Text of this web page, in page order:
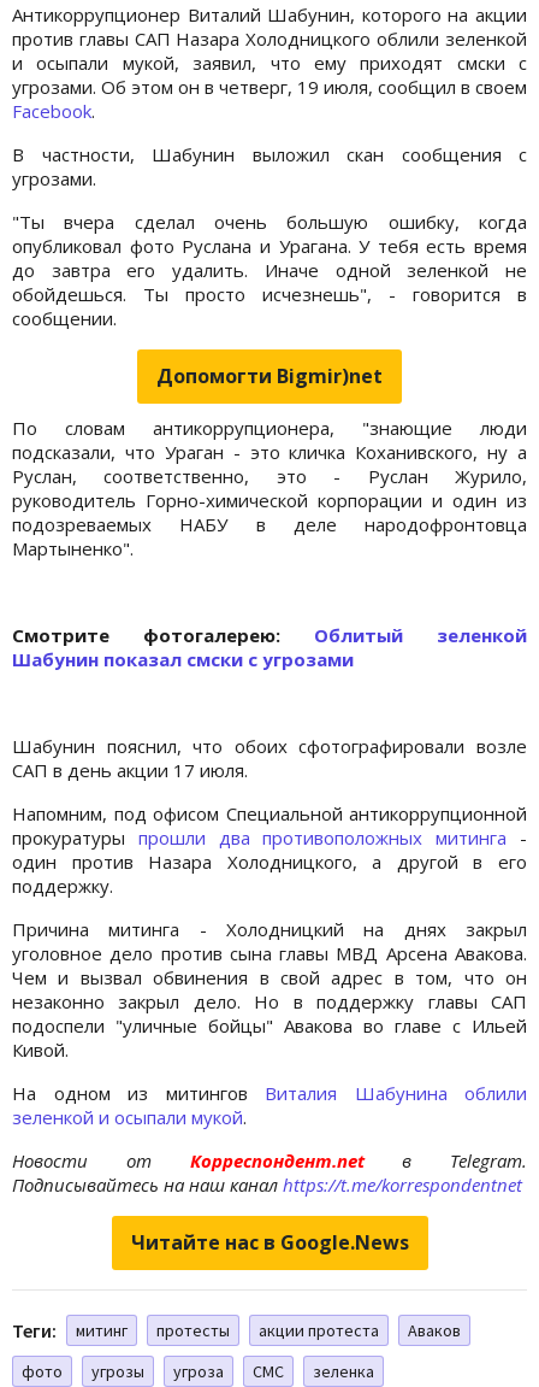
Антикоррупционер Виталий Шабунин, которого на акции
против главы САП Назара Холодницкого облили зеленкой
и осыпали мукой, заявил, что ему приходят смски с
угрозами. Об этом он в четверг, 19 июля, сообщил в своем
Facebook.
В частности, Шабунин выложил скан сообщения с
угрозами.
"Ты вчера сделал очень большую ошибку, когда
опубликовал фото Руслана и Урагана. У тебя есть время
до завтра его удалить. Иначе одной зеленкой не
обойдешься. Ты просто исчезнешь", - говорится в
сообщении.
Допомогти Bigmir)net
По словам антикоррупционера, "знающие люди
подсказали, что Ураган - это кличка Коханивского, ну а
Руслан, соответственно, это - Руслан Журило,
руководитель Горно-химической корпорации и один из
подозреваемых НАБУ в деле народофронтовца
Мартыненко".
Cмотрите фотогалерею: Облитый зеленкой
Шабунин показал смски с угрозами
Шабунин пояснил, что обоих сфотографировали возле
САП в день акции 17 июля.
Напомним, под офисом Специальной антикоррупционной
прокуратуры прошли два противоположных митинга -
один против Назара Холодницкого, а другой в его
поддержку.
Причина митинга - Холодницкий на днях закрыл
уголовное дело против сына главы МВД Арсена Авакова.
Чем и вызвал обвинения в свой адрес в том, что он
незаконно закрыл дело. Но в поддержку главы САП
подоспели "уличные бойцы" Авакова во главе с Ильей
Кивой.
На одном из митингов Виталия Шабунина облили
зеленкой и осыпали мукой.
Новости отКорреспондент.netв Telegram.
Подписывайтесь на наш канал https://t.me/korrespondentnet
Читайте нас в Google.News
Теги: митинг протесты акции протеста
Аваков
фото
угрозы угроза СМС
зеленка